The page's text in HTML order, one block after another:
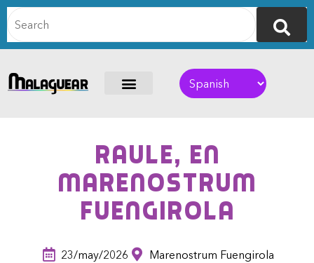
Raule, en
Marenostrum
Fuengirola
23/may/2026
Marenostrum Fuengirola